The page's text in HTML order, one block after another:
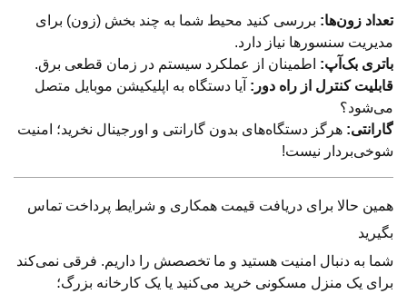
تعداد زون‌ها: بررسی کنید محیط شما به چند بخش (زون) برای
مدیریت سنسورها نیاز دارد.
باتری بک‌آپ: اطمینان از عملکرد سیستم در زمان قطعی برق.
قابلیت کنترل از راه دور: آیا دستگاه به اپلیکیشن موبایل متصل
می‌شود؟
گارانتی: هرگز دستگاه‌های بدون گارانتی و اورجینال نخرید؛ امنیت
شوخی‌بردار نیست!
همین حالا برای دریافت قیمت همکاری و شرایط پرداخت تماس
بگیرید
شما به دنبال امنیت هستید و ما تخصصش را داریم. فرقی نمی‌کند
برای یک منزل مسکونی خرید می‌کنید یا یک کارخانه بزرگ؛